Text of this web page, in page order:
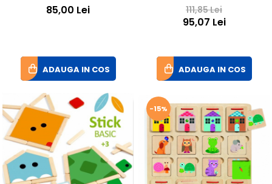
85,00 Lei
ADAUGA IN COS
111,85 Lei
95,07 Lei
ADAUGA IN COS
-15%